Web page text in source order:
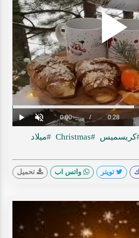
Play
Play Unmute Current
Time
0:00 / Duration
0:28
Loaded:
0%
Progress:
0%
#Christmas
#ميلاد
تويتر واتس اب تحميل